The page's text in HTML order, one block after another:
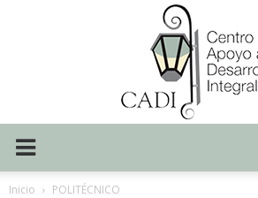
Inicio POLITÉCNICO